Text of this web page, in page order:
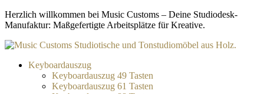
Zum
Inhalt
Herzlich willkommen bei Music Customs – Deine Studiodesk-
Manufaktur: Maßgefertigte Arbeitsplätze für Kreative.
Keyboardauszug
Keyboardauszug 49 Tasten
Keyboardauszug 61 Tasten